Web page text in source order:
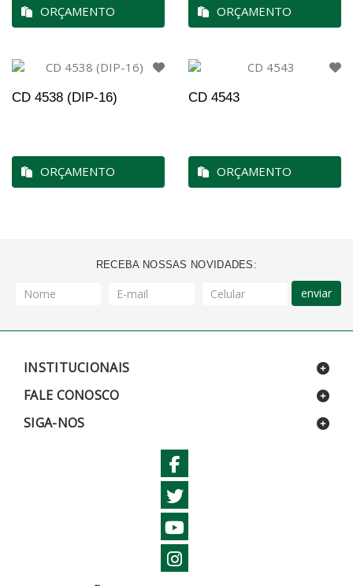
ORÇAMENTO ORÇAMENTO
CD 4538 (DIP-16)
ORÇAMENTO
CD 4543
ORÇAMENTO
RECEBA NOSSAS NOVIDADES:
enviar
INSTITUCIONAIS
FALE CONOSCO
SIGA-NOS